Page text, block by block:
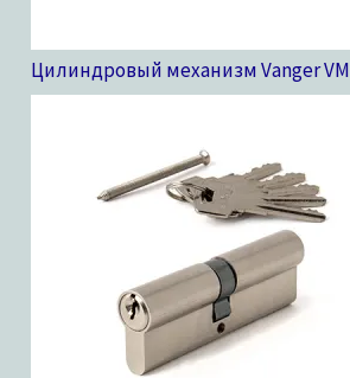
Цилиндровый механизм Vanger VM